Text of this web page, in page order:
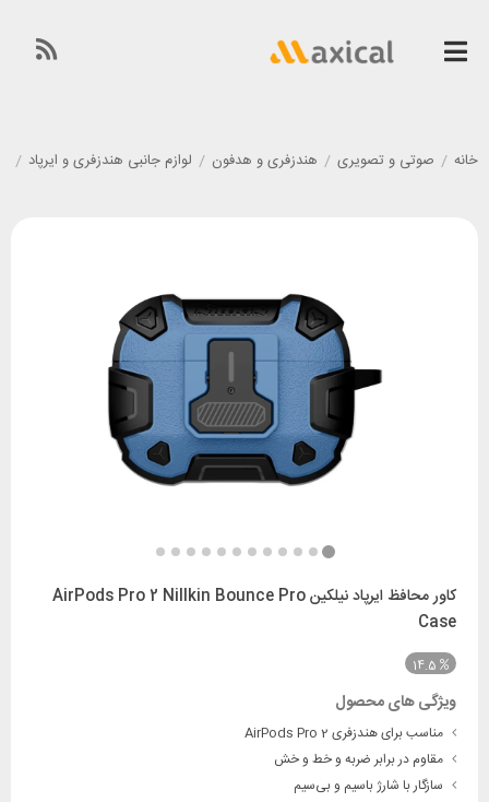
خانه / صوتی و تصویری / هندزفری و هدفون / لوازم جانبی هندزفری و ایرپاد /
کاور محافظ ایرپاد نیلکین AirPods Pro 2 Nillkin Bounce Pro
Case
14.5
ویژگی های محصول
مناسب برای هندزفری AirPods Pro 2
مقاوم در برابر ضربه و خط و خش
سازگار با شارژ باسیم و بی‌سیم